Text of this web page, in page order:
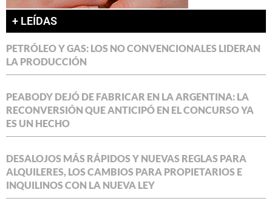
+ LEÍDAS
PETRÓLEO Y GAS: LOS NO CONVENCIONALES LIDERAN
LA PRODUCCIÓN
PEABODY DEJÓ DE FABRICAR EN LA ARGENTINA: LA
RECONVERSIÓN QUE ANTICIPÓ EN EL CONCURSO YA
ES UN HECHO
DESALOJOS MÁS RÁPIDOS Y NUEVAS REGLAS PARA
ALQUILERES, LOS CAMBIOS PARA PROPIETARIOS E
INQUILINOS CON LA NUEVA LEY